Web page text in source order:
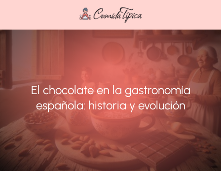
El chocolate en la gastronomía
española: historia y evolución